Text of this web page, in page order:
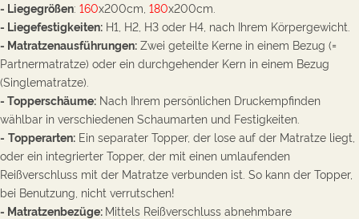
- Liegegrößen: 160x200cm, 180x200cm.
- Liegefestigkeiten: H1, H2, H3 oder H4, nach Ihrem Körpergewicht.
- Matratzenausführungen: Zwei geteilte Kerne in einem Bezug (=
Partnermatratze) oder ein durchgehender Kern in einem Bezug
(Singlematratze).
- Topperschäume: Nach Ihrem persönlichen Druckempfinden
wählbar in verschiedenen Schaumarten und Festigkeiten.
- Topperarten: Ein separater Topper, der lose auf der Matratze liegt,
oder ein integrierter Topper, der mit einen umlaufenden
Reißverschluss mit der Matratze verbunden ist. So kann der Topper,
bei Benutzung, nicht verrutschen!
- Matratzenbezüge: Mittels Reißverschluss abnehmbare